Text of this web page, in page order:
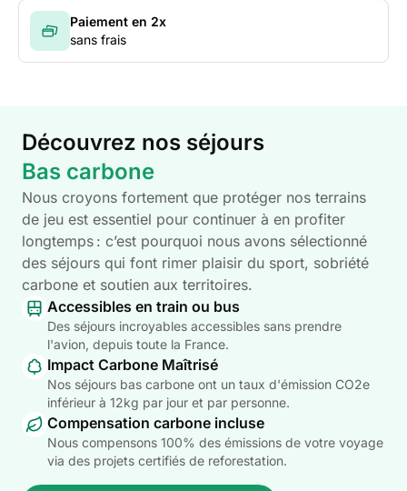
Paiement en 2x
sans frais
Découvrez nos séjours
Bas carbone
Nous croyons fortement que protéger nos terrains
de jeu est essentiel pour continuer à en profiter
longtemps : c’est pourquoi nous avons sélectionné
des séjours qui font rimer plaisir du sport, sobriété
carbone et soutien aux territoires.
Accessibles en train ou bus
Des séjours incroyables accessibles sans prendre
l'avion, depuis toute la France.
Impact Carbone Maîtrisé
Nos séjours bas carbone ont un taux d'émission CO2e
inférieur à 12kg par jour et par personne.
Compensation carbone incluse
Nous compensons 100% des émissions de votre voyage
via des projets certifiés de reforestation.